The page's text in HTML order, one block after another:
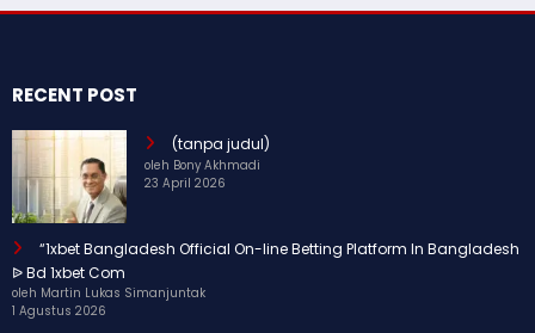
RECENT POST
(tanpa judul)
oleh Bony Akhmadi
23 April 2026
“1xbet Bangladesh Official On-line Betting Platform In Bangladesh
ᐉ Bd 1xbet Com
oleh Martin Lukas Simanjuntak
1 Agustus 2026